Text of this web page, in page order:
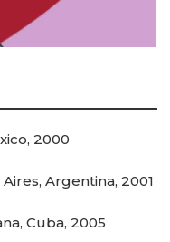
2000
Argentina, 2001
Cuba, 2005